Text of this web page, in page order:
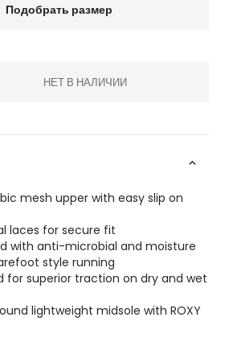
Подобрать размер
НЕТ В НАЛИЧИИ
mesh upper with easy slip on
laces for secure fit
with anti-microbial and moisture
style running
for superior traction on dry and wet
lightweight midsole with ROXY